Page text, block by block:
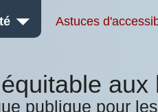
Astuces
aux
publique pour